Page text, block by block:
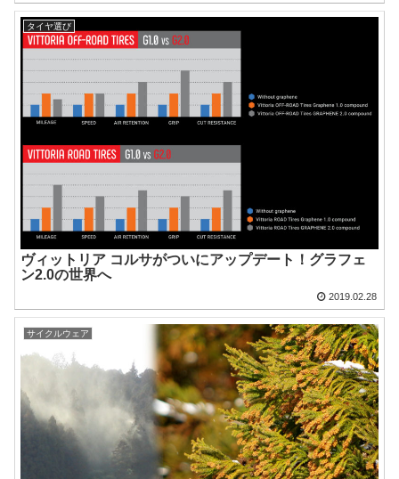
タイヤ選び
ヴィットリア コルサがついにアップデート！グラフェ
ン2.0の世界へ
2019.02.28
サイクルウェア